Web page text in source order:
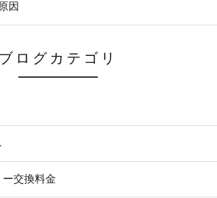
因
ブログカテゴリ
ー交換料金